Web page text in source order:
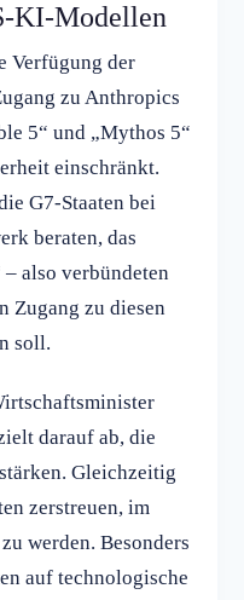
KI-Modellen
Verfügung der
zu Anthropics
5“ und „Mythos 5“
einschränkt.
G7-Staaten bei
beraten, das
– also verbündeten
Zugang zu diesen
soll.
darauf ab, die
Gleichzeitig
zerstreuen, im
werden. Besonders
auf technologische